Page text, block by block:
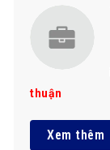
thuận
Xem thêm